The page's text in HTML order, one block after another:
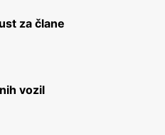
za člane
vozil